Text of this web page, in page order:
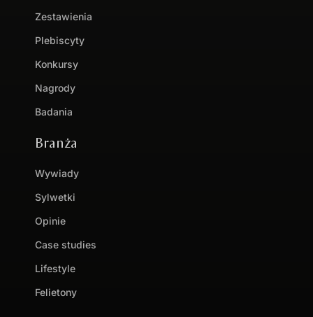
Zestawienia
Plebiscyty
Konkursy
Nagrody
Badania
Branża
Wywiady
Sylwetki
Opinie
Case studies
Lifestyle
Felietony